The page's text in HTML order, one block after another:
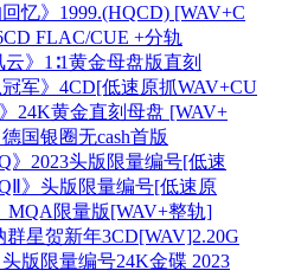
忆》1999.(HQCD) [WAV+C
FLAC/CUE +分轨
》1∶1黄金母盘版直刻
军》4CD[低速原抓WAV+CU
24K黄金直刻母盘 [WAV+
国银圈无cash首版
》2023头版限量编号[低速
》头版限量编号[低速原
MQA限量版[WAV+整轨]
星贺新年3CD[WAV]2.20G
版限量编号24K金碟 2023